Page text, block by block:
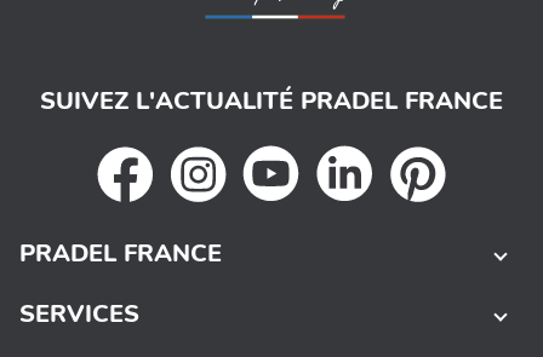
PRADEL FRANCE
SERVICES
SUIVEZ L'ACTUALITÉ PRADEL FRANCE